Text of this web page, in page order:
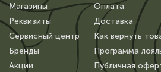
Магазины
Реквизиты
Сервисный центр
Бренды
Акции
Оплата
Доставка
Как вернуть
Программа
Публичная